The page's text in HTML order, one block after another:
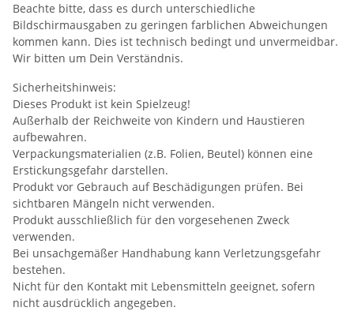
Beachte bitte, dass es durch unterschiedliche
Bildschirmausgaben zu geringen farblichen Abweichungen
kommen kann. Dies ist technisch bedingt und unvermeidbar.
Wir bitten um Dein Verständnis.
Sicherheitshinweis:
Dieses Produkt ist kein Spielzeug!
Außerhalb der Reichweite von Kindern und Haustieren
aufbewahren.
Verpackungsmaterialien (z.B. Folien, Beutel) können eine
Erstickungsgefahr darstellen.
Produkt vor Gebrauch auf Beschädigungen prüfen. Bei
sichtbaren Mängeln nicht verwenden.
Produkt ausschließlich für den vorgesehenen Zweck
verwenden.
Bei unsachgemäßer Handhabung kann Verletzungsgefahr
bestehen.
Nicht für den Kontakt mit Lebensmitteln geeignet, sofern
nicht ausdrücklich angegeben.